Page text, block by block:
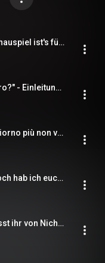
Arlecchino, Op. 50, Pt. 1: "Ein Schauspiel ist's für Kinder nicht" (Arlecchino) (feat. Kurt Gester)
Arlecchino, Op. 50, Pt. 1: "Maestro?" - Einleitung - "Es bleibt doch die schönste" (Matteo, Arlecchino) (feat. Ian Wallace & Kurt Gester)
Arlecchino, Op. 50, Pt. 1: "Quel giorno più non vi leggemmo avante!" (Arlecchino, Matteo) (feat. Ian Wallace & Kurt Gester)
Arlecchino, Op. 50, Pt. 1: "Und noch hab ich euch zu danken" (Abbate, Dottore, Matteo) (feat. Fritz Ollendorff, Geraint Evans & Ian Wallace)
Arlecchino, Op. 50, Pt. 1: "So wüsst ihr von Nichts?" (Matteo, Abbate, Dottore) (feat. Fritz Ollendorff, Geraint Evans & Ian Wallace)